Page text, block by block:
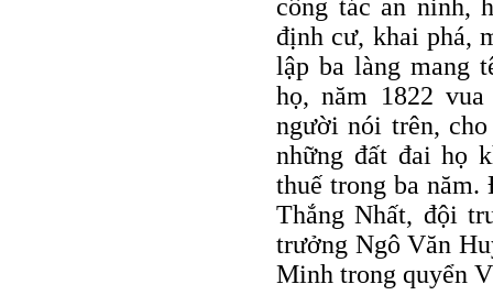
công tác an ninh,
định cư, khai phá,
lập ba làng mang
họ, năm 1822
người nói trên,
những đất đai họ
thuế trong ba
Thắng Nhất, đội
trưởng Ngô Văn
Minh trong quyển